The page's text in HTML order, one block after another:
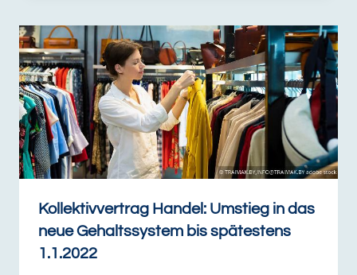
Kollektivvertrag Handel: Umstieg in das
neue Gehaltssystem bis spätestens
1.1.2022